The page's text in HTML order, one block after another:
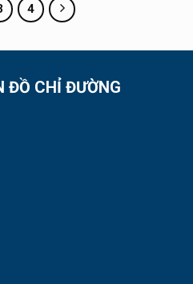
4
ĐỒ CHỈ ĐƯỜNG